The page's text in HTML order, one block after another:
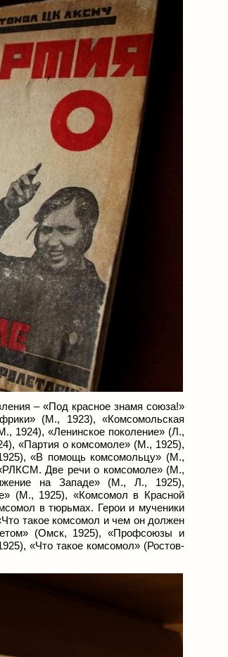
– «Под красное знамя союза!»
(М., 1923), «Комсомольская
1924), «Ленинское поколение» (Л.,
«Партия о комсомоле» (М., 1925),
«В помощь комсомольцу» (М.,
Две речи о комсомоле» (М.,
на Западе» (М., Л., 1925),
(М., 1925), «Комсомол в Красной
в тюрьмах. Герои и мученики
такое комсомол и чем он должен
(Омск, 1925), «Профсоюзы и
«Что такое комсомол» (Ростов-